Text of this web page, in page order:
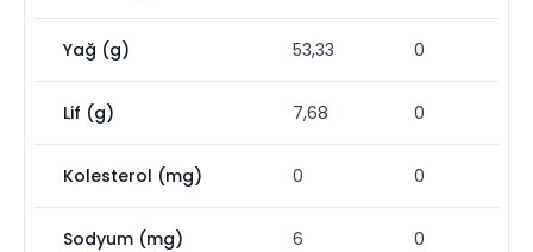
Yağ (g) 53,33 0
Lif (g) 7,68 0
Kolesterol (mg) 0 0
Sodyum (mg) 6 0